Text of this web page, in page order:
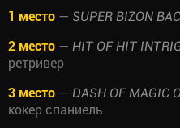
1 место — SUPER BIZON
2 место — HIT OF HIT
ретривер
3 место — DASH OF MAGIC
кокер спаниель